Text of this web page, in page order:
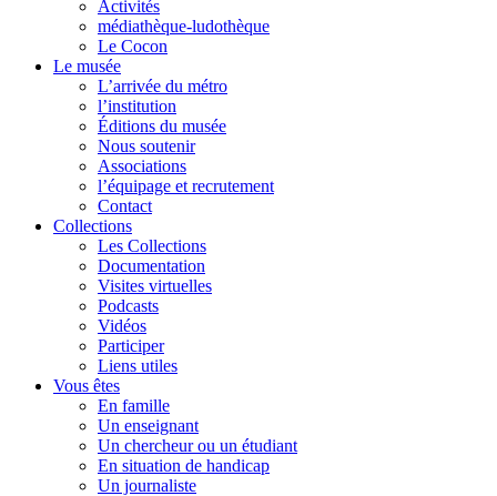
Activités
médiathèque-ludothèque
Le Cocon
Le musée
L’arrivée du métro
l’institution
Éditions du musée
Nous soutenir
Associations
l’équipage et recrutement
Contact
Collections
Les Collections
Documentation
Visites virtuelles
Podcasts
Vidéos
Participer
Liens utiles
Vous êtes
En famille
Un enseignant
Un chercheur ou un étudiant
En situation de handicap
Un journaliste